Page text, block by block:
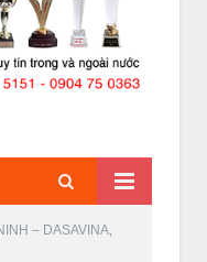
– DASAVINA,